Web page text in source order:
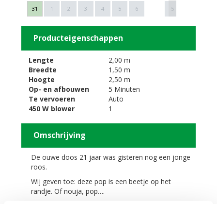
31 1 2 3 4 5 6 5
Producteigenschappen
Lengte
2,00 m
Breedte
1,50 m
Hoogte
2,50 m
Op- en afbouwen
5 Minuten
Te vervoeren
Auto
450 W blower
1
Omschrijving
De ouwe doos 21 jaar was gisteren nog een jonge
roos.
Wij geven toe: deze pop is een beetje op het
randje. Of nouja, pop….